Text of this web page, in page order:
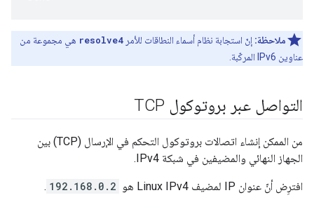
ملاحظة: إنّ استجابة نظام أسماء النطاقات للأمر resolve4 هي مجموعة من
عناوين IPv6 المركّبة.
التواصل عبر بروتوكول TCP
من الممكن إنشاء اتصالات بروتوكول التحكم في الإرسال (TCP) بين
الجهاز النهائي والمضيفين في شبكة IPv4.
افترِض أنّ عنوان IP لمضيف Linux IPv4 هو 192.168.0.2
.